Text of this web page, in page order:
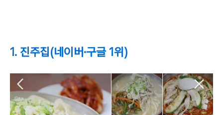
1. 진주집(네이버·구글 1위)